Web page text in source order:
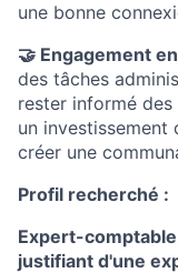
une bonne
🤝 Engagement
des tâches
rester informé
un investissement
créer une
Profil recherché :
Expert-
justifiant d'une